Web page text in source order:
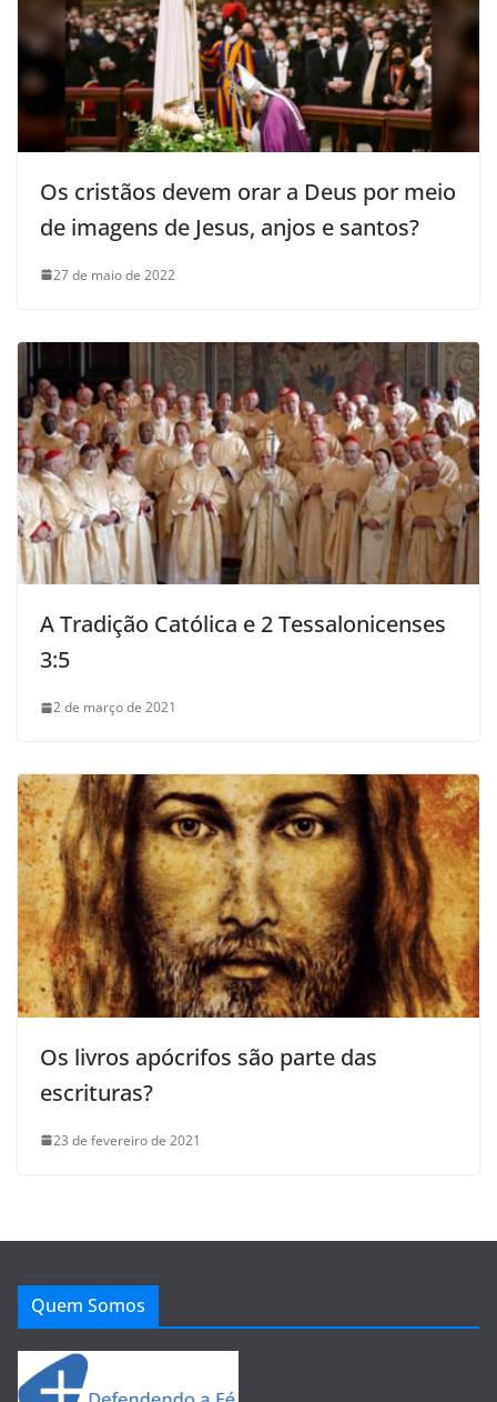
Os cristãos devem orar a Deus por meio
de imagens de Jesus, anjos e santos?
27 de maio de 2022
A Tradição Católica e 2 Tessalonicenses
3:5
2 de março de 2021
Os livros apócrifos são parte das
escrituras?
23 de fevereiro de 2021
Quem Somos